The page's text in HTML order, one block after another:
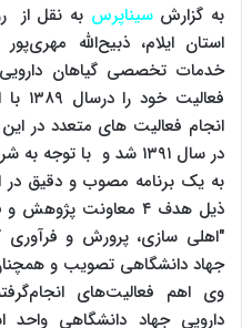
به گزارشسیناپرس به نقل از
استان ایلام، ذبیح‌الله
خدمات تخصصی گیاهان دارویی
انجام فعالیت های متعدد در
در سال ۱۳۹۱ شد و با
ذیل هدف ۴ معاونت
"اهلی سازی، پرورش و فرآوری
جهاد دانشگاهی تصویب و
وی اهم فعالیت‌های
دارویی جهاد دانشگاهی واحد